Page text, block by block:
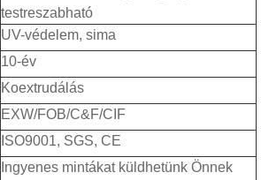
testreszabható
UV-védelem, sima
10-év
Koextrudálás
EXW/FOB/C&F/CIF
ISO9001, SGS, CE
Ingyenes mintákat küldhetünk Önnek